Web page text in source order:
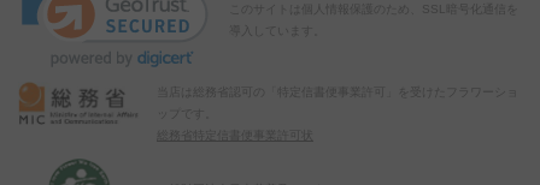
このサイトは個人情報保護のため、SSL暗号化通信を
導入しています。
当店は総務省認可の「特定信書便事業許可」を受けたフラワーショ
総務省特定信書便事業許可状